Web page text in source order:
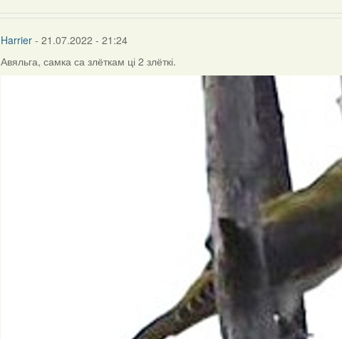
Harrier - 21.07.2022 - 21:24
Авяльга, самка са злёткам ці 2 злёткі.